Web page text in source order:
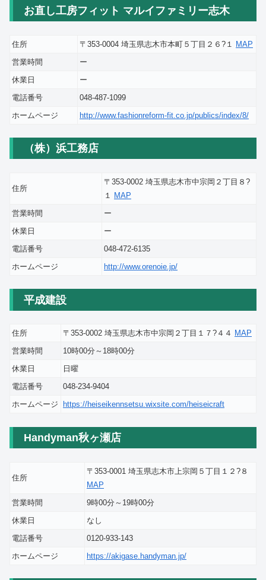
お直し工房フィット マルイファミリー志木
住所 〒353-0004 埼玉県志木市本町５丁目２６?１ MAP
営業時間
ー
休業日
ー
電話番号
048-487-1099
ホームページ
http://www.fashionreform-fit.co.jp/publics/index/8/
（株）浜工務店
住所
〒353-0002 埼玉県志木市中宗岡２丁目８?
１
MAP
営業時間
ー
休業日
ー
電話番号
048-472-6135
ホームページ
http://www.orenoie.jp/
平成建設
住所 〒353-0002 埼玉県志木市中宗岡２丁目１７?４４ MAP
営業時間
10時00分～18時00分
休業日
日曜
電話番号
048-234-9404
ホームページ
https://heiseikennsetsu.wixsite.com/heiseicraft
Handyman秋ヶ瀬店
住所
〒353-0001 埼玉県志木市上宗岡５丁目１２?８
MAP
営業時間
9時00分～19時00分
休業日
なし
電話番号
0120-933-143
ホームページ
https://akigase.handyman.jp/